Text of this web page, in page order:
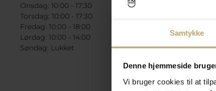
Samtykke
Denne hjemmeside
Vi bruger cookies til at
Onsdag: 10:00 - 17:30
Torsdag: 10:00 - 17:30
Fredag: 10:00 - 18:00
Lørdag: 10:00 - 14:00
Søndag: Lukket